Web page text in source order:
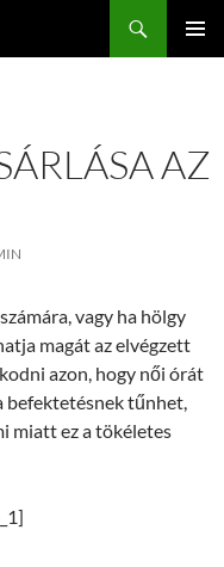
AZ
vagy ha hölgy
magát az elvégzett
azon, hogy női órát
befektetésnek tűnhet,
miatt ez a tökéletes